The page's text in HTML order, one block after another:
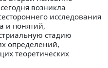
возникла
исследования
и понятий,
стадию
определений,
теоретических